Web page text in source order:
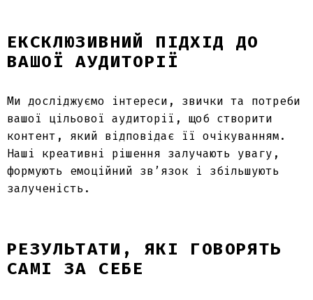
ЕКСКЛЮЗИВНИЙ ПІДХІД ДО
ВАШОЇ АУДИТОРІЇ
Ми досліджуємо інтереси, звички та потреби
вашої цільової аудиторії, щоб створити
контент, який відповідає її очікуванням.
Наші креативні рішення залучають увагу,
формують емоційний зв’язок і збільшують
залученість.
РЕЗУЛЬТАТИ, ЯКІ ГОВОРЯТЬ
САМІ ЗА СЕБЕ